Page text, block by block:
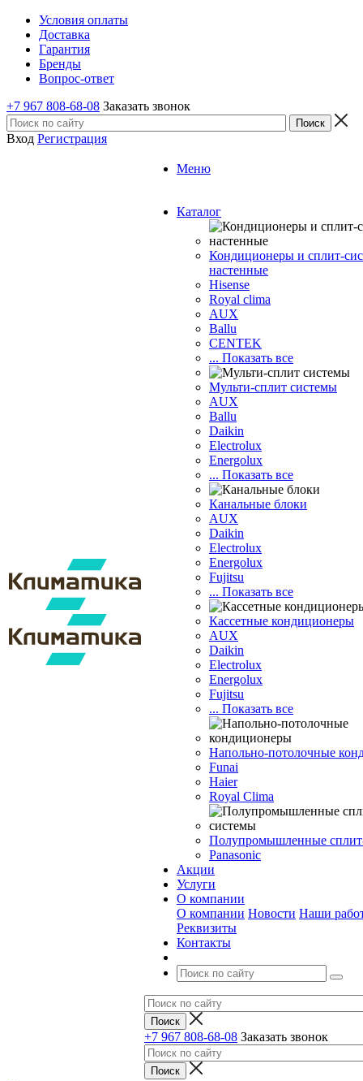
Условия оплаты
Доставка
Гарантия
Бренды
Вопрос-ответ
+7 967 808-68-08 Заказать звонок
Вход Регистрация
Меню
Каталог
Кондиционеры и сплит-
настенные
Hisense
Royal clima
AUX
Ballu
CENTEK
... Показать все
Мульти-сплит системы
AUX
Ballu
Daikin
Electrolux
Energolux
... Показать все
Канальные блоки
AUX
Dаikin
Electrolux
Energolux
Fujitsu
... Показать все
Кассетные кондиционеры
AUX
Daikin
Electrolux
Energolux
Fujitsu
... Показать все
Напольно-потолочные
Funai
Haier
Royal Clima
Полупромышленные
Panasonic
Акции
Услуги
О компании
О компании Новости Наши
Реквизиты
Контакты
+7 967 808-68-08 Заказать звонок